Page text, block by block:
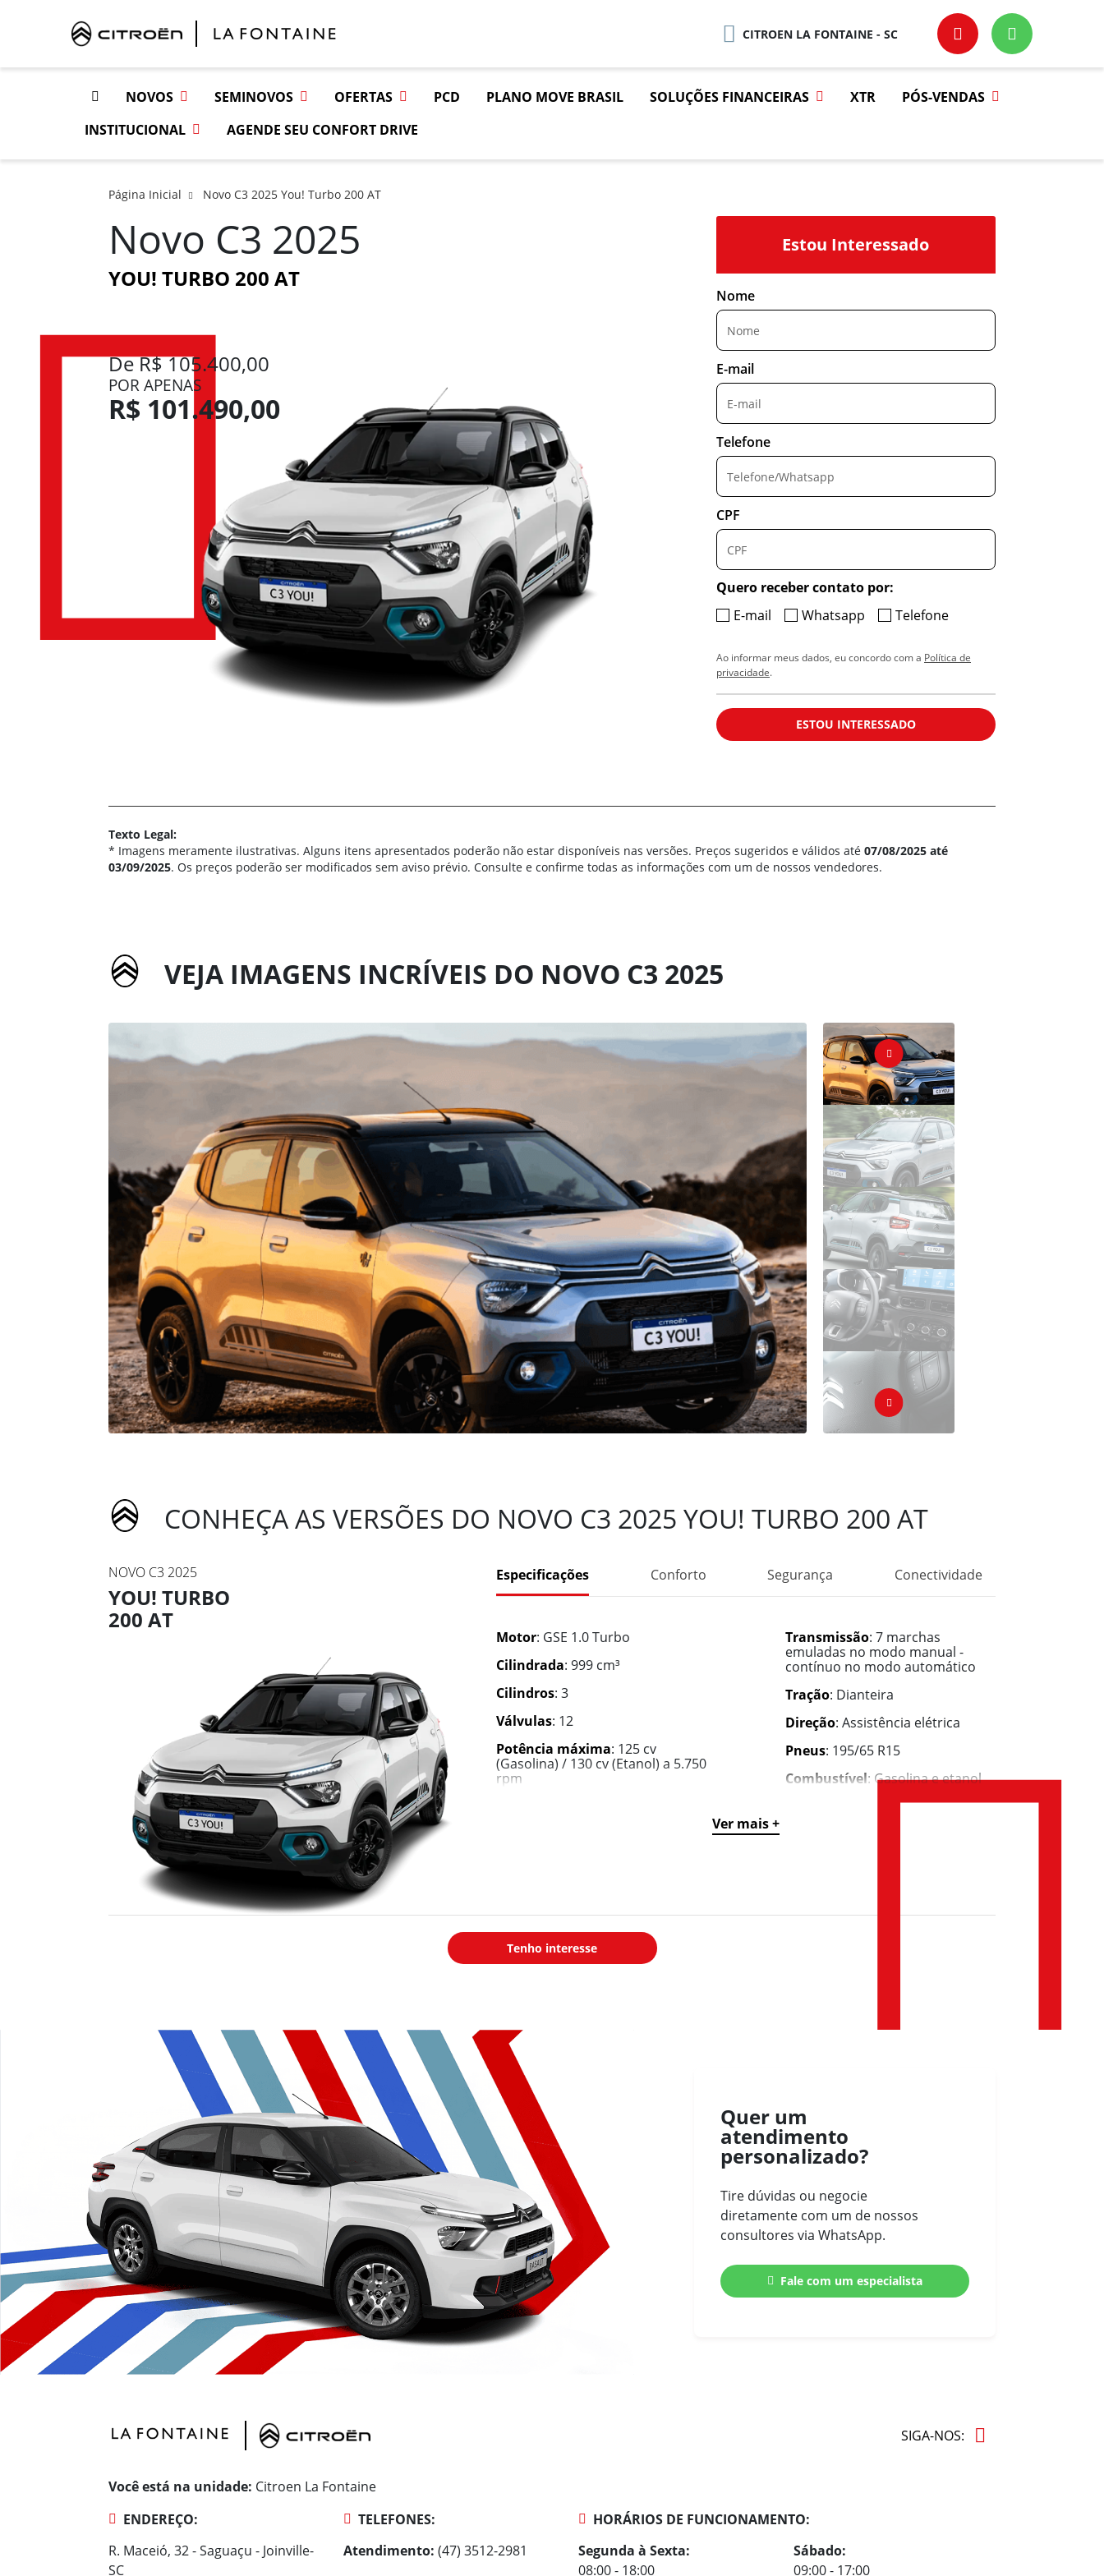
CITROEN LA FONTAINE - SC
NOVOS SEMINOVOS OFERTAS PCD PLANO MOVE BRASIL SOLUÇÕES FINANCEIRAS XTR
PÓS-VENDAS
INSTITUCIONAL
AGENDE SEU CONFORT DRIVE
Página Inicial Novo C3 2025 You! Turbo 200 AT
Novo C3 2025
YOU! TURBO 200 AT
De R$ 105.400,00
POR APENAS
R$ 101.490,00
Estou Interessado
Nome
E-mail
Telefone
CPF
Quero receber contato por:
E-mail
Whatsapp Telefone
Ao informar meus dados, eu concordo com a Política de
privacidade.
ESTOU INTERESSADO
Texto Legal:
* Imagens meramente ilustrativas. Alguns itens apresentados poderão não estar disponíveis nas versões. Preços sugeridos e válidos até 07/08/2025 até
03/09/2025. Os preços poderão ser modificados sem aviso prévio. Consulte e confirme todas as informações com um de nossos vendedores.
VEJA IMAGENS INCRÍVEIS DO NOVO C3 2025
CONHEÇA AS VERSÕES DO NOVO C3 2025 YOU! TURBO 200 AT
NOVO C3 2025
YOU! TURBO
200 AT
Especificações Conforto Segurança Conectividade
Motor : GSE 1.0 Turbo
Cilindrada : 999 cm³
Cilindros : 3
Válvulas : 12
Potência máxima: 125 cv
(Gasolina) / 130 cv (Etanol) a 5.750
rpm
Transmissão: 7 marchas
emuladas no modo manual -
contínuo no modo automático
Tração : Dianteira
Direção : Assistência elétrica
Pneus : 195/65 R15
Combustível : Gasolina e etanol
Tanque de combustível : 47 litros
Ver mais +
Tenho interesse
Quer um
atendimento
personalizado?
Tire dúvidas ou negocie
diretamente com um de nossos
consultores via WhatsApp.
Fale com um especialista
SIGA-NOS:
Você está na unidade: Citroen La Fontaine
ENDEREÇO:
R. Maceió, 32 - Saguaçu - Joinville-
SC
TELEFONES:
Atendimento: (47) 3512-2981
HORÁRIOS DE FUNCIONAMENTO:
Segunda à Sexta:
08:00 - 18:00
Sábado:
09:00 - 17:00